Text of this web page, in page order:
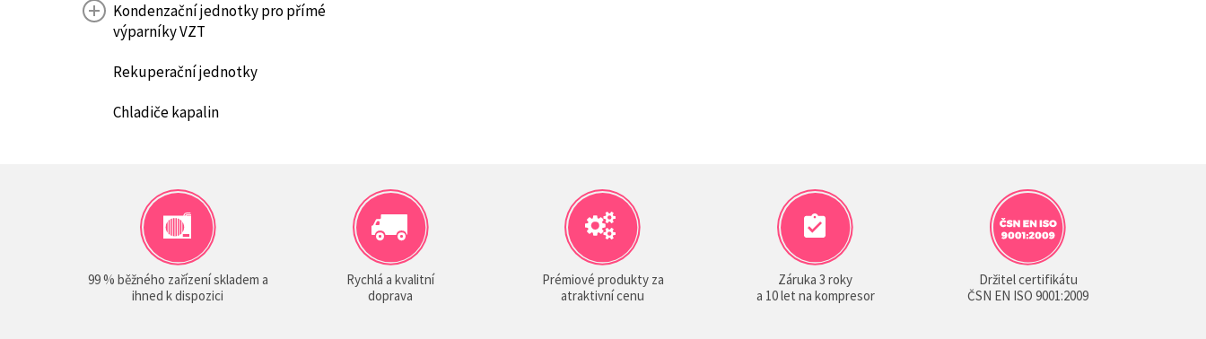
Kondenzační jednotky pro přímé
výparníky VZT
Rekuperační jednotky
Chladiče kapalin
99 % běžného zařízení skladem a
ihned k dispozici
Rychlá a kvalitní
doprava
Prémiové produkty za
atraktivní cenu
Záruka 3 roky
a 10 let na kompresor
Držitel certifikátu
ČSN EN ISO 9001:2009